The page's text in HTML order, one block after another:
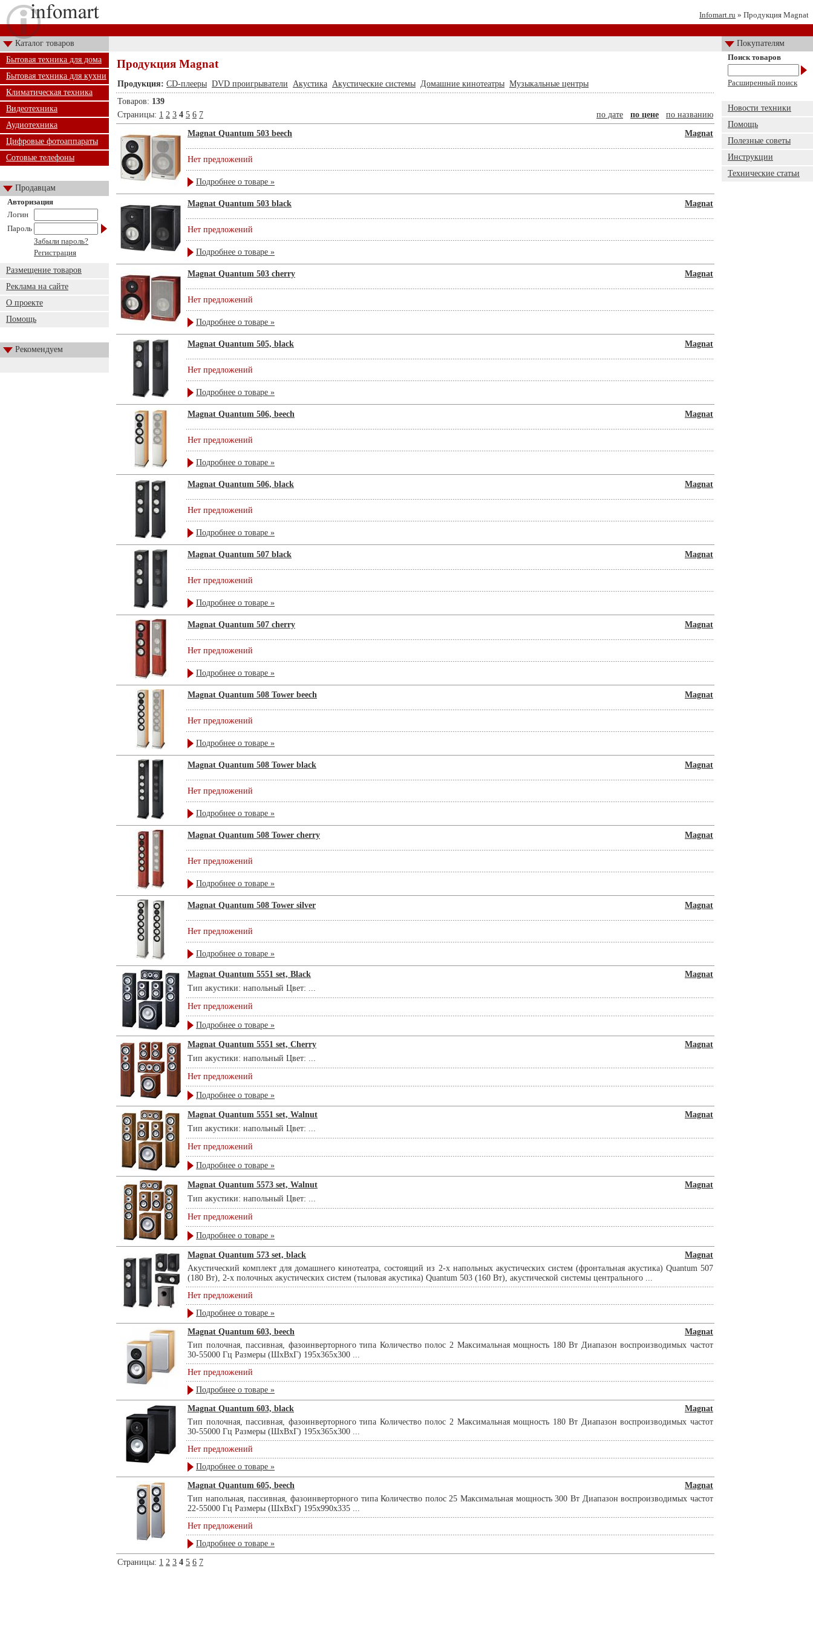
Infomart.ru » Продукция Magnat
Каталог товаров
Покупателям
Бытовая техника для дома
Бытовая техника для кухни
Климатическая техника
Видеотехника
Аудиотехника
Цифровые фотоаппараты
Сотовые телефоны
Продавцам
Авторизация
Логин
Пароль
Забыли пароль?
Регистрация
Размещение товаров
Реклама на сайте
О проекте
Помощь
Рекомендуем
Продукция Magnat
Продукция: CD-плееры DVD проигрыватели Акустика Акустические системы Домашние кинотеатры Музыкальные центры
Товаров: 139
Страницы: 1 2 3 4 5 6 7 по дате по цене по названию
Magnat Quantum 503 beech Magnat
Нет предложений
Подробнее о товаре »
Magnat Quantum 503 black Magnat
Нет предложений
Подробнее о товаре »
Magnat Quantum 503 cherry Magnat
Нет предложений
Подробнее о товаре »
Magnat Quantum 505, black Magnat
Нет предложений
Подробнее о товаре »
Magnat Quantum 506, beech Magnat
Нет предложений
Подробнее о товаре »
Magnat Quantum 506, black Magnat
Нет предложений
Подробнее о товаре »
Magnat Quantum 507 black Magnat
Нет предложений
Подробнее о товаре »
Magnat Quantum 507 cherry Magnat
Нет предложений
Подробнее о товаре »
Magnat Quantum 508 Tower beech Magnat
Нет предложений
Подробнее о товаре »
Magnat Quantum 508 Tower black Magnat
Нет предложений
Подробнее о товаре »
Magnat Quantum 508 Tower cherry Magnat
Нет предложений
Подробнее о товаре »
Magnat Quantum 508 Tower silver Magnat
Нет предложений
Подробнее о товаре »
Magnat Quantum 5551 set, Black
Magnat
Тип акустики: напольный Цвет: ...
Нет предложений
Подробнее о товаре »
Magnat Quantum 5551 set, Cherry
Magnat
Тип акустики: напольный Цвет: ...
Нет предложений
Подробнее о товаре »
Magnat Quantum 5551 set, Walnut
Magnat
Тип акустики: напольный Цвет: ...
Нет предложений
Подробнее о товаре »
Magnat Quantum 5573 set, Walnut
Magnat
Тип акустики: напольный Цвет: ...
Нет предложений
Подробнее о товаре »
Magnat Quantum 573 set, black
Magnat
Акустический комплект для домашнего кинотеатра, состоящий из 2-х напольных акустических систем (фронтальная акустика) Quantum 507
(180 Вт), 2-х полочных акустических систем (тыловая акустика) Quantum 503 (160 Вт), акустической системы центрального ...
Нет предложений
Подробнее о товаре »
Magnat Quantum 603, beech
Magnat
Тип полочная, пассивная, фазоинверторного типа Количество полос 2 Максимальная мощность 180 Вт Диапазон воспроизводимых частот
30-55000 Гц Размеры (ШхВхГ) 195x365x300 ...
Нет предложений
Подробнее о товаре »
Magnat Quantum 603, black
Magnat
Тип полочная, пассивная, фазоинверторного типа Количество полос 2 Максимальная мощность 180 Вт Диапазон воспроизводимых частот
30-55000 Гц Размеры (ШхВхГ) 195x365x300 ...
Нет предложений
Подробнее о товаре »
Magnat Quantum 605, beech
Magnat
Тип напольная, пассивная, фазоинверторного типа Количество полос 25 Максимальная мощность 300 Вт Диапазон воспроизводимых частот
22-55000 Гц Размеры (ШхВхГ) 195x990x335 ...
Нет предложений
Подробнее о товаре »
Страницы: 1 2 3 4 5 6 7
Поиск товаров
Расширенный поиск
Новости техники
Помощь
Полезные советы
Инструкции
Технические статьи